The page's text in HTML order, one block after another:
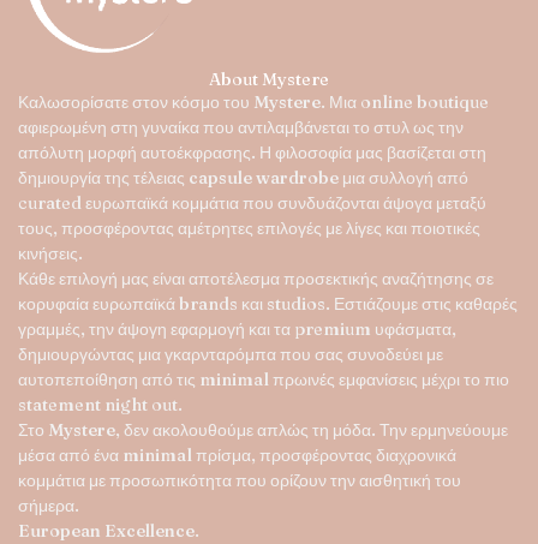
του
προϊόντος
About Mystere
Καλωσορίσατε στον κόσμο του Mystere. Μια online boutique
αφιερωμένη στη γυναίκα που αντιλαμβάνεται το στυλ ως την
απόλυτη μορφή αυτοέκφρασης. Η φιλοσοφία μας βασίζεται στη
δημιουργία της τέλειας capsule wardrobe μια συλλογή από
curated ευρωπαϊκά κομμάτια που συνδυάζονται άψογα μεταξύ
τους, προσφέροντας αμέτρητες επιλογές με λίγες και ποιοτικές
κινήσεις.
Κάθε επιλογή μας είναι αποτέλεσμα προσεκτικής αναζήτησης σε
κορυφαία ευρωπαϊκά brands και studios. Εστιάζουμε στις καθαρές
γραμμές, την άψογη εφαρμογή και τα premium υφάσματα,
δημιουργώντας μια γκαρνταρόμπα που σας συνοδεύει με
αυτοπεποίθηση από τις minimal πρωινές εμφανίσεις μέχρι το πιο
statement night out.
Στο Mystere, δεν ακολουθούμε απλώς τη μόδα. Την ερμηνεύουμε
μέσα από ένα minimal πρίσμα, προσφέροντας διαχρονικά
κομμάτια με προσωπικότητα που ορίζουν την αισθητική του
σήμερα.
European Excellence.